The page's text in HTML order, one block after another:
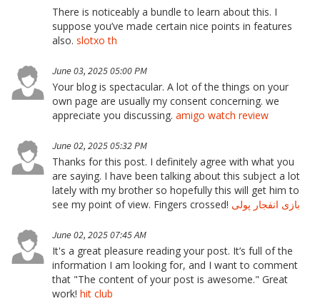
There is noticeably a bundle to learn about this. I
suppose you’ve made certain nice points in features
also. slotxo th
June 03, 2025 05:00 PM
Your blog is spectacular. A lot of the things on your
own page are usually my consent concerning. we
appreciate you discussing. amigo watch review
June 02, 2025 05:32 PM
Thanks for this post. I definitely agree with what you
are saying. I have been talking about this subject a lot
lately with my brother so hopefully this will get him to
see my point of view. Fingers crossed! بازی انفجار پولی
June 02, 2025 07:45 AM
It's a great pleasure reading your post. It’s full of the
information I am looking for, and I want to comment
that "The content of your post is awesome." Great
work! hit club